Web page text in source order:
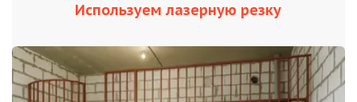
Используем лазерную резку